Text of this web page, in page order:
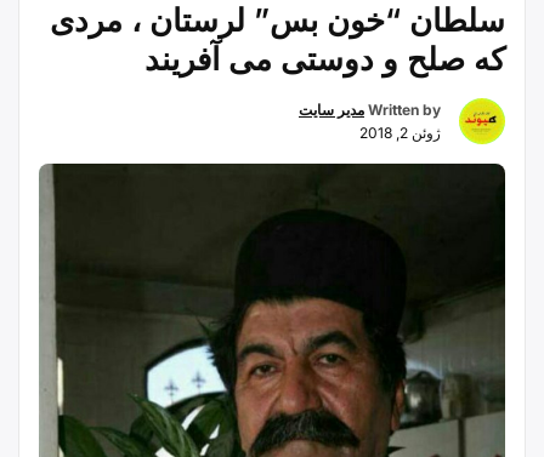
سلطان “خون بس” لرستان ، مردی
که صلح و دوستی می آفریند
Written by مدیر سایت
ژوئن 2, 2018